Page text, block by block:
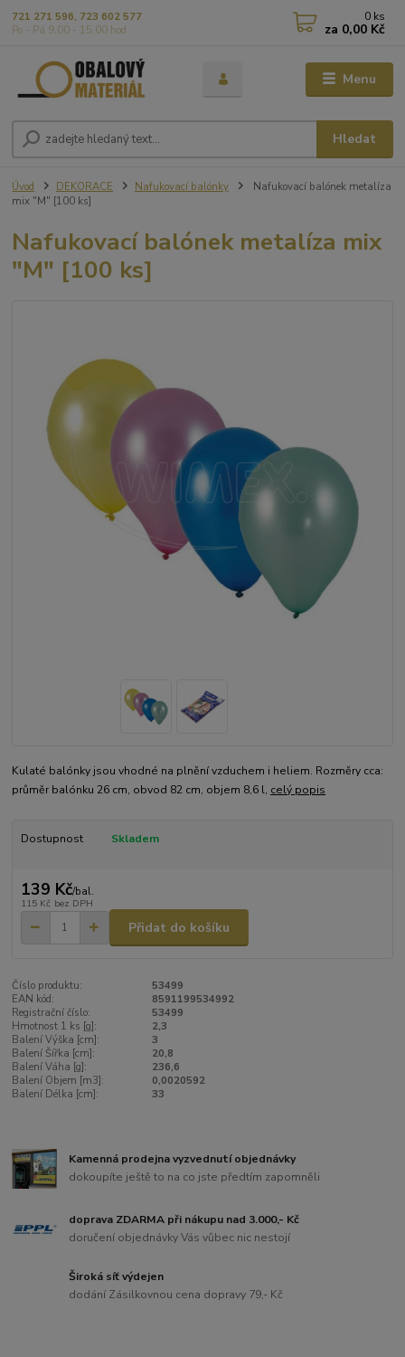
Menu
Hledat
721 271 596, 723 602 577
Po - Pá 9,00 - 15,00 hod
0 ks
za 0,00 Kč
Úvod DEKORACE Nafukovací balónky
Nafukovací balónek metalíza
mix "M" [100 ks]
Nafukovací balónek metalíza mix
"M" [100 ks]
Kulaté balónky jsou vhodné na plnění vzduchem i heliem. Rozměry cca:
průměr balónku 26 cm, obvod 82 cm, objem 8,6 l, celý popis
Dostupnost Skladem
139 Kč/bal.
115 Kč bez DPH
Přidat do košíku
Číslo produktu:
53499
EAN kód:
8591199534992
Registrační číslo:
53499
Hmotnost 1 ks [g]:
2,3
Balení Výška [cm]:
3
Balení Šířka [cm]:
20,8
Balení Váha [g]:
236,6
Balení Objem [m3]:
0,0020592
Balení Délka [cm]:
33
Kamenná prodejna vyzvednutí objednávky
dokoupíte ještě to na co jste předtím zapomněli
doprava ZDARMA při nákupu nad 3.000,- Kč
doručení objednávky Vás vůbec nic nestojí
Široká síť výdejen
dodání Zásilkovnou cena dopravy 79,- Kč